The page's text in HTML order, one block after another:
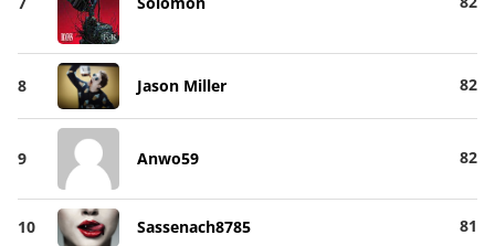
8 Jason Miller 82
9 Anwo59 82
10 Sassenach8785 81